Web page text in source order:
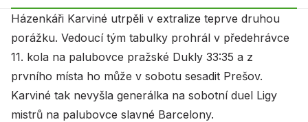
Házenkáři Karviné utrpěli v extralize teprve druhou
porážku. Vedoucí tým tabulky prohrál v předehrávce
11. kola na palubovce pražské Dukly 33:35 a z
prvního místa ho může v sobotu sesadit Prešov.
Karviné tak nevyšla generálka na sobotní duel Ligy
mistrů na palubovce slavné Barcelony.